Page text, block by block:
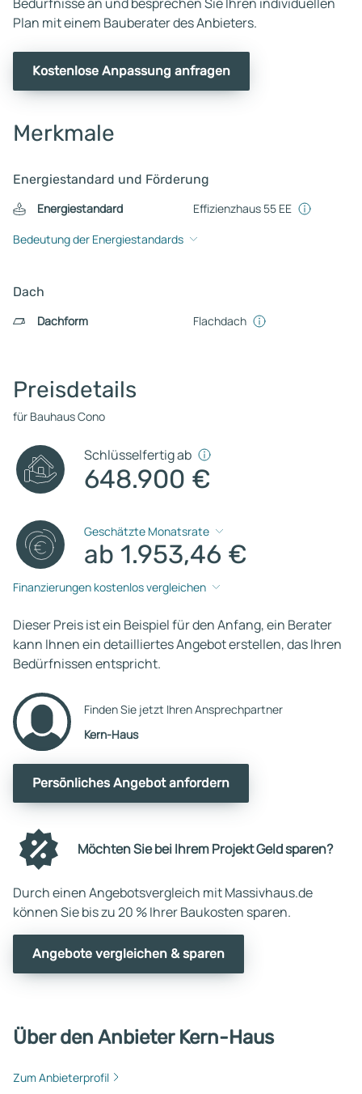
Plan mit einem Bauberater des Anbieters.
Kostenlose Anpassung anfragen
Merkmale
Energiestandard und Förderung
Energiestandard
Effizienzhaus 55 EE
Bedeutung der Energiestandards
Dach
Dachform
Flachdach
Preisdetails
für Bauhaus Cono
Schlüsselfertig ab
648.900 €
Geschätzte Monatsrate
ab 1.953,46 €
Finanzierungen kostenlos vergleichen
Dieser Preis ist ein Beispiel für den Anfang, ein Berater
kann Ihnen ein detailliertes Angebot erstellen, das Ihren
Bedürfnissen entspricht.
Finden Sie jetzt Ihren Ansprechpartner
Kern-Haus
Persönliches Angebot anfordern
Möchten Sie bei Ihrem Projekt Geld sparen?
Durch einen Angebotsvergleich mit Massivhaus.de
können Sie bis zu 20 % Ihrer Baukosten sparen.
Angebote vergleichen & sparen
Über den Anbieter Kern-Haus
Zum Anbieterprofil